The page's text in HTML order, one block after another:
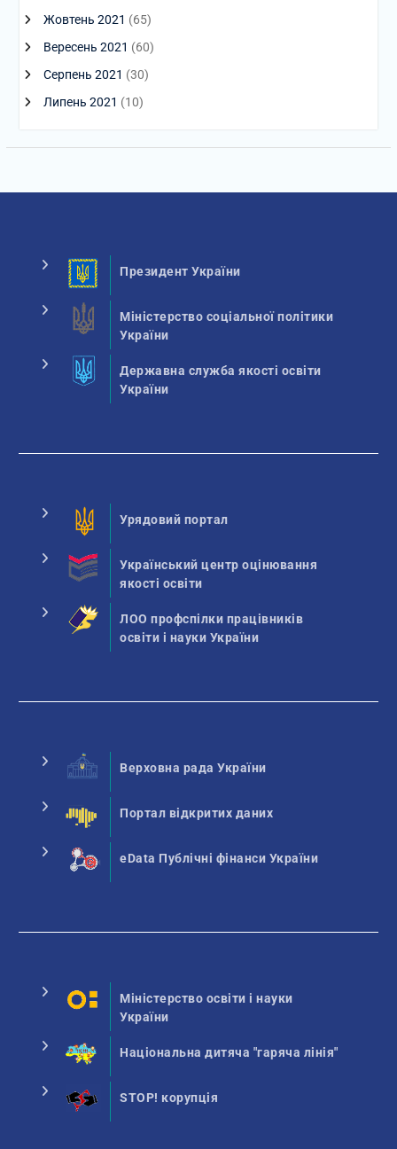
Жовтень 2021 (65)
Вересень 2021 (60)
Серпень 2021 (30)
Липень 2021 (10)
Президент України
Міністерство соціальної політики
України
Державна служба якості освіти
України
Урядовий портал
Український центр оцінювання
якості освіти
ЛОО профспілки працівників
освіти і науки України
Верховна рада України
Портал відкритих даних
eData Публічні фінанси України
Міністерство освіти і науки
України
Національна дитяча "гаряча лінія"
STOP! корупція